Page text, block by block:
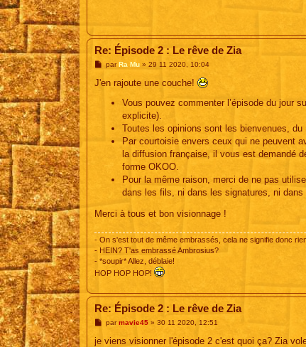
Re: Épisode 2 : Le rêve de Zia
M
s
parRa Mu» 29 11 2020, 10:04
J'en rajoute une couche!
Vous pouvez commenter l’épisode du jour
explicite).
Toutes les opinions sont les bienvenues,
Par courtoisie envers ceux qui ne peuvent
la diffusion française, il vous est demandé
forme OKOO.
Pour la même raison, merci de ne pas
dans les fils, ni dans les signatures, ni
Merci à tous et bon visionnage !
- On s'est tout de même embrassés, cela ne signifie donc
- HEIN? T'as embrassé Ambrosius?
- *soupir* Allez, déblaie!
HOP HOP HOP!
Re: Épisode 2 : Le rêve de Zia
M
s
parmavie45» 30 11 2020, 12:51
je viens visionner l'épisode 2 c'est quoi ça? Zia